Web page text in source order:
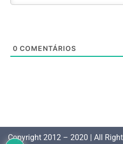
0 COMENTÁRIOS
Copyright 2012 – 2020 | All